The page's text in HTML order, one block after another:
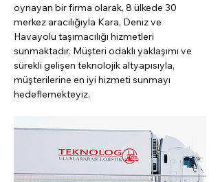
oynayan bir firma olarak, 8 ülkede 30
merkez aracılığıyla Kara, Deniz ve
Havayolu taşımacılığı hizmetleri
sunmaktadır. Müşteri odaklı yaklaşımı ve
sürekli gelişen teknolojik altyapısıyla,
müşterilerine en iyi hizmeti sunmayı
hedeflemekteyiz.